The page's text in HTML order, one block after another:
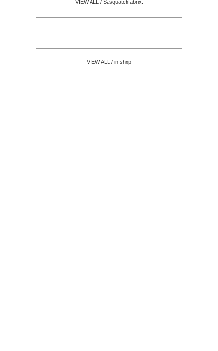
VIEW ALL / Sasquatchfabrix.
VIEW ALL / in shop